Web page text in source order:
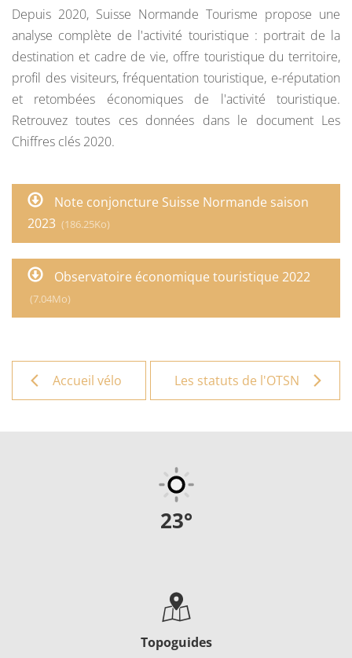
Depuis 2020, Suisse Normande Tourisme propose une
analyse complète de l'activité touristique : portrait de la
destination et cadre de vie, offre touristique du territoire,
profil des visiteurs, fréquentation touristique, e-réputation
et retombées économiques de l'activité touristique.
Retrouvez toutes ces données dans le document Les
Chiffres clés 2020.
Note conjoncture Suisse Normande saison
2023 (186.25Ko)
Observatoire économique touristique 2022
(7.04Mo)
Accueil vélo Les statuts de l'OTSN
23°
Topoguides